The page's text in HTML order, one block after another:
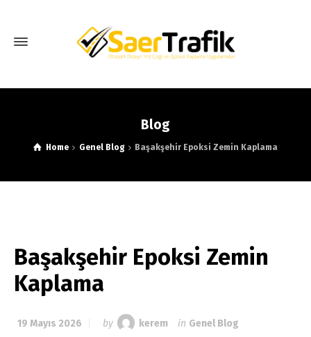
Blog
Home Genel Blog Başakşehir Epoksi Zemin Kaplama
Başakşehir Epoksi Zemin
Kaplama
19 Mayıs 2026 by kerem in Genel Blog